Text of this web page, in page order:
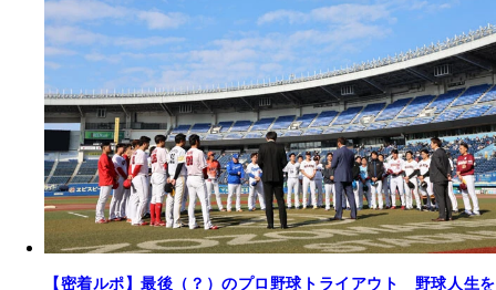
【密着ルポ】最後（？）のプロ野球トライアウト 野球人生を